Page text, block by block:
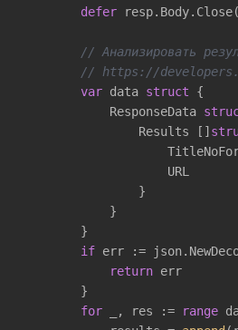
defer
// Анализировать
// https://
var data struct {
            ResponseData
                Results []
                }
            }
        }
if err :=
return err
        }
for _, res := range